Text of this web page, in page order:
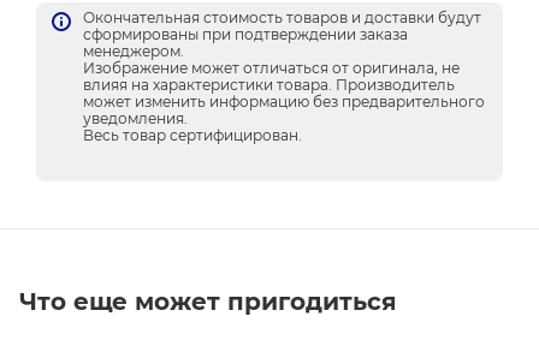
Окончательная стоимость товаров и доставки будут
сформированы при подтверждении заказа
менеджером.
Изображение может отличаться от оригинала, не
влияя на характеристики товара. Производитель
может изменить информацию без предварительного
уведомления.
Весь товар сертифицирован.
Что еще может пригодиться